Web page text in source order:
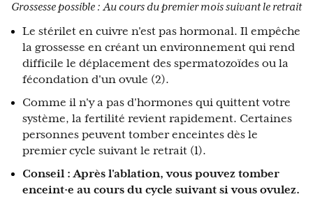
Grossesse possible : Au cours du premier mois suivant le retrait
Le stérilet en cuivre n'est pas hormonal. Il empêche
la grossesse en créant un environnement qui rend
difficile le déplacement des spermatozoïdes ou la
fécondation d'un ovule (2).
Comme il n'y a pas d'hormones qui quittent votre
système, la fertilité revient rapidement. Certaines
personnes peuvent tomber enceintes dès le
premier cycle suivant le retrait (1).
Conseil : Après l'ablation, vous pouvez tomber
enceint·e au cours du cycle suivant si vous ovulez.